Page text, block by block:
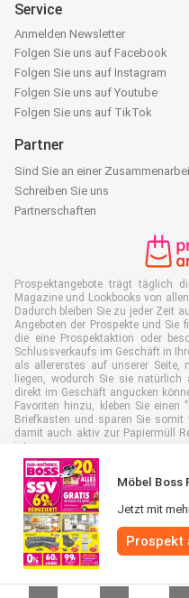
Möbel Boss
Jetzt mit
Prospekt
Service
Anmelden Newsletter
Folgen Sie uns auf Facebook
Folgen Sie uns auf Instagram
Folgen Sie uns auf Youtube
Folgen Sie uns auf TikTok
Partner
Sind Sie an einer
Schreiben Sie uns
Partnerschaften
Prospektangebote trägt täglich
Magazine und Lookbooks von
Dadurch bleiben Sie zu jeder Zeit
Angeboten der Prospekte und Sie
die eine Prospektaktion oder
Schlussverkaufs im Geschäft in
als allererstes auf unserer Seite,
liegen, wodurch Sie sie
direkt im Geschäft angucken
Favoriten hinzu, kleben Sie einen
Briefkasten und sparen Sie somit
damit auch aktiv zur Papiermüll
ist.
Alle Rechte vorbehalten ©
|Allgemeine